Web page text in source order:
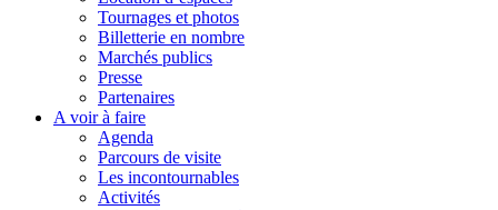
Tournages et photos
Billetterie en nombre
Marchés publics
Presse
Partenaires
A voir à faire
Agenda
Parcours de visite
Les incontournables
Activités